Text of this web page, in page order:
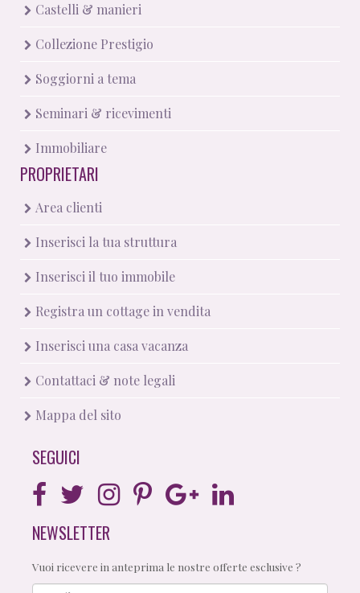
Castelli & manieri
Collezione Prestigio
Soggiorni a tema
Seminari & ricevimenti
Immobiliare
PROPRIETARI
Area clienti
Inserisci la tua struttura
Inserisci il tuo immobile
Registra un cottage in vendita
Inserisci una casa vacanza
Contattaci & note legali
Mappa del sito
SEGUICI
NEWSLETTER
Vuoi ricevere in anteprima le nostre offerte esclusive ?